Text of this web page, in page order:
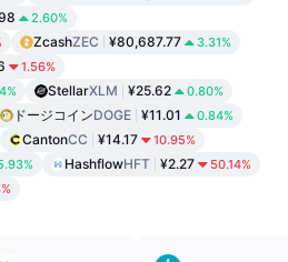
2.60%
ZcashZEC ¥80,687.77 3.31%
1.56%
StellarXLM ¥25.62 0.80%
ドージコインDOGE ¥11.01 0.84%
CantonCC ¥14.17 10.95%
HashflowHFT ¥2.27 50.14%